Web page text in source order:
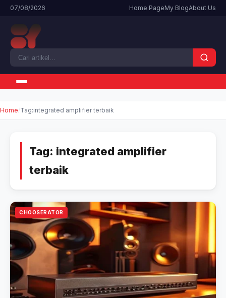
07/08/2026 Home PageMy BlogAbout Us
Home Tag:integrated amplifier terbaik
Tag: integrated amplifier
terbaik
CHOOSERATOR